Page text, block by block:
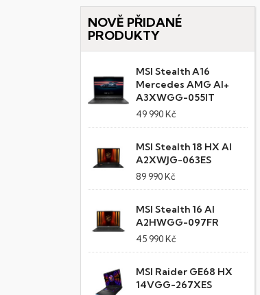
NOVĚ PŘIDANÉ
PRODUKTY
MSI Stealth A16
Mercedes AMG AI+
A3XWGG-055IT
49 990 Kč
MSI Stealth 18 HX AI
A2XWJG-063ES
89 990 Kč
MSI Stealth 16 AI
A2HWGG-097FR
45 990 Kč
MSI Raider GE68 HX
14VGG-267XES